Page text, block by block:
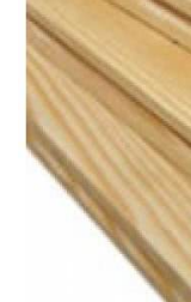
Полы в бане,
использовать и
даже и
ощущать его
особо комфорта